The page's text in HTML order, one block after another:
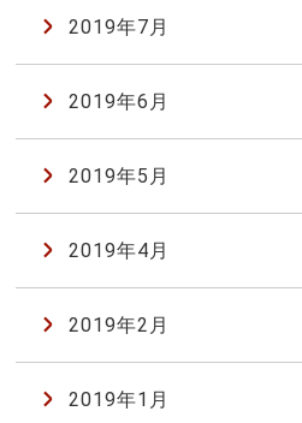
2019年7月
2019年6月
2019年5月
2019年4月
2019年2月
2019年1月